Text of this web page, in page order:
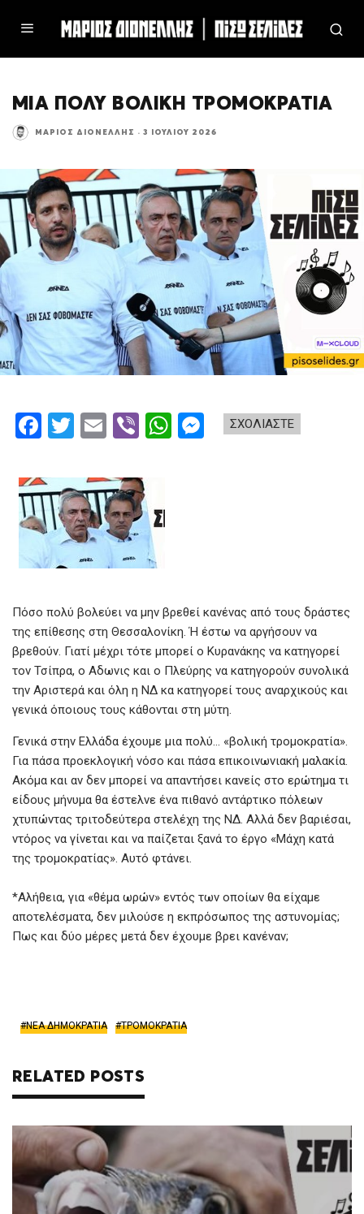
ΜΙΑ ΠΟΛΥ ΒΟΛΙΚΗ ΤΡΟΜΟΚΡΑΤΙΑ
ΜΆΡΙΟΣ ΔΙΟΝΈΛΛΗΣ · 3 ΙΟΥΛΊΟΥ 2026
ΣΧΟΛΙΑΣΤΕ
F
ce
b
o
o
T
tt
er
E
ail
Vi
er
W
Πόσο πολύ βολεύει να μην βρεθεί κανένας από τους δράστες
της επίθεσης στη Θεσσαλονίκη. Ή έστω να αργήσουν να
βρεθούν. Γιατί μέχρι τότε μπορεί ο Κυρανάκης να κατηγορεί
τον Τσίπρα, ο Αδωνις και ο Πλεύρης να κατηγορούν συνολικά
την Αριστερά και όλη η ΝΔ κα κατηγορεί τους αναρχικούς και
γενικά όποιους τους κάθονται στη μύτη.
Γενικά στην Ελλάδα έχουμε μια πολύ… «βολική τρομοκρατία».
Για πάσα προεκλογική νόσο και πάσα επικοινωνιακή μαλακία.
Ακόμα και αν δεν μπορεί να απαντήσει κανείς στο ερώτημα τι
είδους μήνυμα θα έστελνε ένα πιθανό αντάρτικο πόλεων
χτυπώντας τριτοδεύτερα στελέχη της ΝΔ. Αλλά δεν βαριέσαι,
ντόρος να γίνεται και να παίζεται ξανά το έργο «Μάχη κατά
της τρομοκρατίας». Αυτό φτάνει.
*Αλήθεια, για «θέμα ωρών» εντός των οποίων θα είχαμε
αποτελέσματα, δεν μιλούσε η εκπρόσωπος της αστυνομίας;
Πως και δύο μέρες μετά δεν έχουμε βρει κανέναν;
ΝΕΑ ΔΗΜΟΚΡΑΤΙΑ ΤΡΟΜΟΚΡΑΤΙΑ
RELATED POSTS